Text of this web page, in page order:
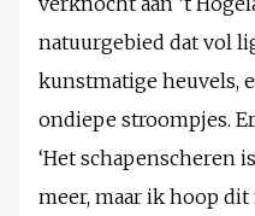
natuurgebied dat vol
kunstmatige heuvels,
ondiepe stroompjes.
‘Het schapenscheren
meer, maar ik hoop